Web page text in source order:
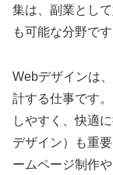
集は、副業とし
も可能な分野です
Webデザインは
計する仕事です
しやすく、快適
デザイン）も重
ームページ制作